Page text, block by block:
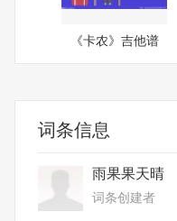
《卡农》吉他谱
词条信息
雨果果天晴
词条创建者